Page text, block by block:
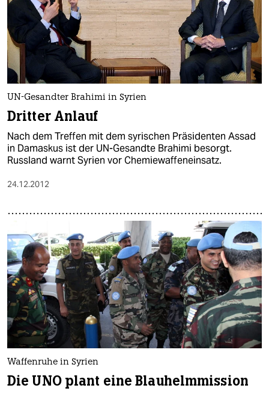
UN-Gesandter Brahimi in Syrien
Dritter Anlauf
Nach dem Treffen mit dem syrischen Präsidenten Assad
in Damaskus ist der UN-Gesandte Brahimi besorgt.
Russland warnt Syrien vor Chemiewaffeneinsatz.
24.12.2012
Waffenruhe in Syrien
Die UNO plant eine Blauhelmmission